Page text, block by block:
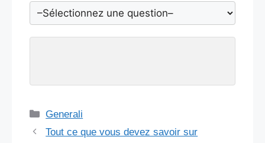
Catégories
Generali
Tout ce que vous devez savoir sur